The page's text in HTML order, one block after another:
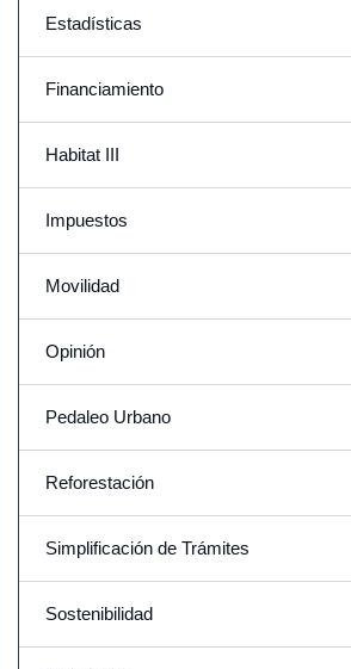
Estadísticas
Financiamiento
Habitat III
Impuestos
Movilidad
Opinión
Pedaleo Urbano
Reforestación
Simplificación de Trámites
Sostenibilidad